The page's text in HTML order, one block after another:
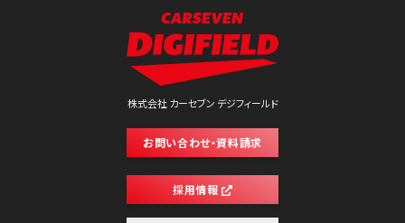
株式会社 カーセブン デジフィールド
お問い合わせ・資料請求
採用情報